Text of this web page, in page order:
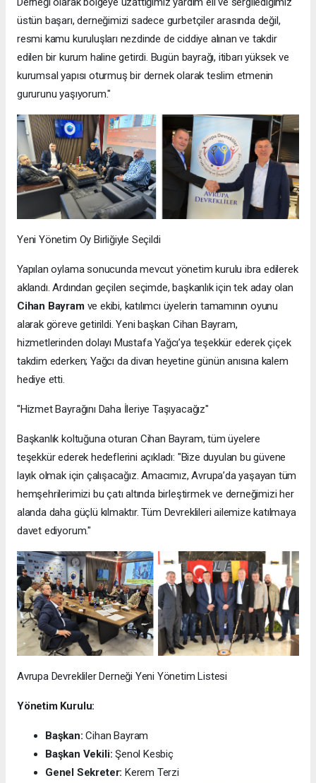
üstün başarı, derneğimizi sadece gurbetçiler arasında değil,
resmi kamu kuruluşları nezdinde de ciddiye alınan ve takdir
edilen bir kurum haline getirdi. Bugün bayrağı, itibarı yüksek ve
kurumsal yapısı oturmuş bir dernek olarak teslim etmenin
gururunu yaşıyorum."
Yeni Yönetim Oy Birliğiyle Seçildi
Yapılan oylama sonucunda mevcut yönetim kurulu ibra edilerek
aklandı. Ardından geçilen seçimde, başkanlık için tek aday olan
Cihan Bayramve ekibi, katılımcı üyelerin tamamının oyunu
alarak göreve getirildi. Yeni başkan Cihan Bayram,
hizmetlerinden dolayı Mustafa Yağcı’ya teşekkür ederek çiçek
takdim ederken; Yağcı da divan heyetine günün anısına kalem
hediye etti.
"Hizmet Bayrağını Daha İleriye Taşıyacağız"
Başkanlık koltuğuna oturan Cihan Bayram, tüm üyelere
teşekkür ederek hedeflerini açıkladı: "Bize duyulan bu güvene
layık olmak için çalışacağız. Amacımız, Avrupa’da yaşayan tüm
hemşehrilerimizi bu çatı altında birleştirmek ve derneğimizi her
alanda daha güçlü kılmaktır. Tüm Devreklileri ailemize katılmaya
davet ediyorum."
Avrupa Devrekliler Derneği Yeni Yönetim Listesi
Yönetim Kurulu:
Başkan: Cihan Bayram
Başkan Vekili: Şenol Kesbiç
Genel Sekreter: Kerem Terzi